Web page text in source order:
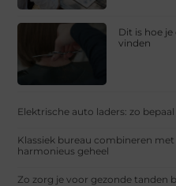
Dit is hoe
vinden
Elektrische auto laders: zo
Klassiek bureau combineren
harmonieus geheel
Zo zorg je voor gezonde tanden